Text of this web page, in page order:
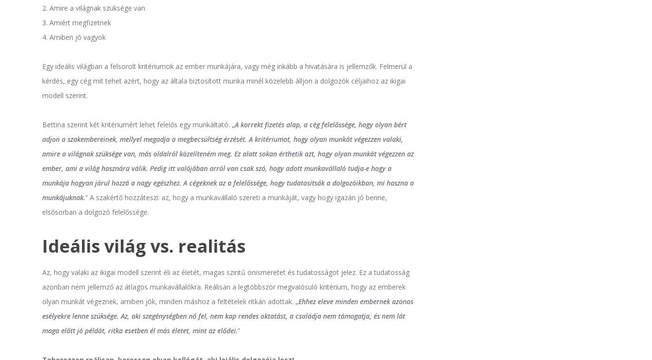
2. Amire a világnak szüksége van
3. Amiért megfizetnek
4. Amiben jó vagyok
Egy ideális világban a felsorolt kritériumok az ember munkájára, vagy még inkább a hivatására is jellemzők. Felmerül a
kérdés, egy cég mit tehet azért, hogy az általa biztosított munka minél közelebb álljon a dolgozók céljaihoz az ikigai
modell szerint.
Bettina szerint két kritériumért lehet felelős egy munkáltató. „A korrekt fizetés alap, a cég felelőssége, hogy olyan bért
adjon a szakembereinek, mellyel megadja a megbecsültség érzését. A kritériumot, hogy olyan munkát végezzen valaki,
amire a világnak szüksége van, más oldalról közelíteném meg. Ez alatt sokan érthetik azt, hogy olyan munkát végezzen az
ember, ami a világ hasznára válik. Pedig itt valójában arról van csak szó, hogy adott munkavállaló tudja-e hogy a
munkája hogyan járul hozzá a nagy egészhez. A cégeknek az a felelőssége, hogy tudatosítsák a dolgozóikban, mi haszna a
munkájuknak.” A szakértő hozzáteszi: az, hogy a munkavállaló szereti a munkáját, vagy hogy igazán jó benne,
elsősorban a dolgozó felelőssége.
Ideális világ vs. realitás
Az, hogy valaki az ikigai modell szerint éli az életét, magas szintű önismeretet és tudatosságot jelez. Ez a tudatosság
azonban nem jellemző az átlagos munkavállalókra. Reálisan a legtöbbször megvalósuló kritérium, hogy az emberek
olyan munkát végeznek, amiben jók, minden máshoz a feltételek ritkán adottak. „Ehhez eleve minden embernek azonos
esélyekre lenne szüksége. Az, aki szegénységben nő fel, nem kap rendes oktatást, a családja nem támogatja, és nem lát
maga előtt jó példát, ritka esetben él más életet, mint az elődei.”